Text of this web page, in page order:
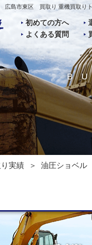
島市東区 買取り 重機買取り
初めての方へ
よくある質問
実績 油圧ショベ